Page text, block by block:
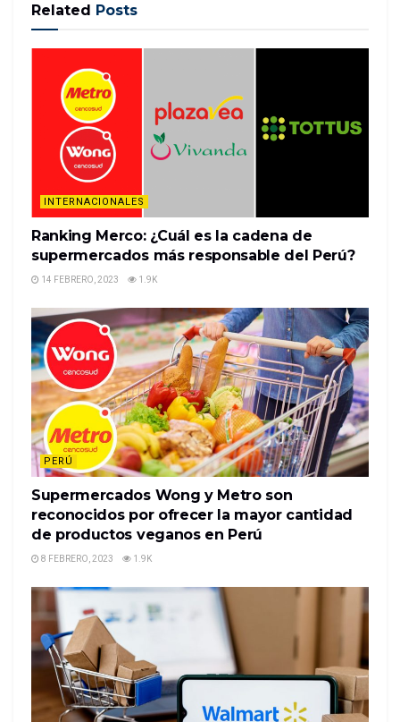
journalists and reviewers
READ MORE
Related Posts
INTERNACIONALES
Ranking Merco: ¿Cuál es la cadena de
supermercados más responsable del Perú?
14 FEBRERO, 2023 1.9K
PERÚ
Supermercados Wong y Metro son
reconocidos por ofrecer la mayor cantidad
de productos veganos en Perú
8 FEBRERO, 2023 1.9K